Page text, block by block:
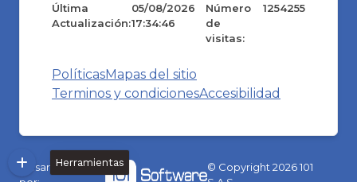
Última
Actualización:
05/08/2026
17:34:46
Número
de
visitas:
1254255
PolíticasMapas del sitio
Terminos y condicionesAccesibilidad
Desarrollado
© Copyright2026101
Herramientas